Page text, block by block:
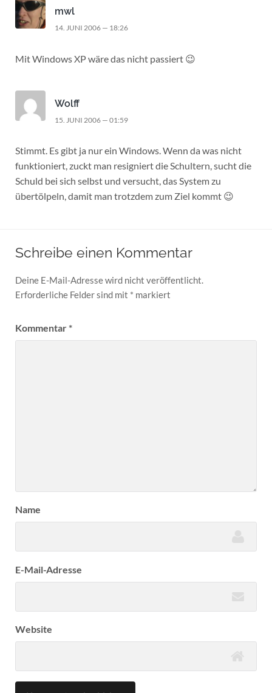
mwl
14. JUNI 2006 — 18:26
Mit Windows XP wäre das nicht passiert 😉
Wolff
15. JUNI 2006 — 01:59
Stimmt. Es gibt ja nur ein Windows. Wenn da was nicht
funktioniert, zuckt man resigniert die Schultern, sucht die
Schuld bei sich selbst und versucht, das System zu
übertölpeln, damit man trotzdem zum Ziel kommt 😉
Schreibe einen Kommentar
Deine E-Mail-Adresse wird nicht veröffentlicht.
Erforderliche Felder sind mit * markiert
Kommentar*
Name
E-Mail-Adresse
Website